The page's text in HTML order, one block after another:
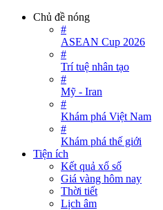
Chủ đề nóng
#
ASEAN Cup 2026
#
Trí tuệ nhân tạo
#
Mỹ - Iran
#
Khám phá Việt Nam
#
Khám phá thế giới
Tiện ích
Kết quả xổ số
Giá vàng hôm nay
Thời tiết
Lịch âm